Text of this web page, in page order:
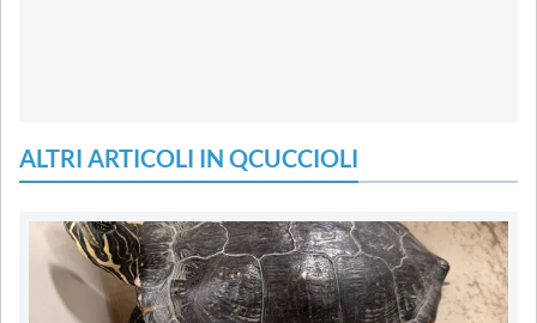
ALTRI ARTICOLI IN QCUCCIOLI